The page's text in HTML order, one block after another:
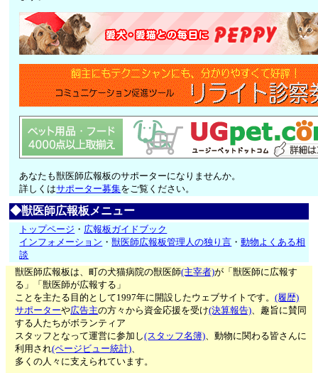
あなたも獣医師広報板のサポーターになりませんか。
詳しくはサポーター募集をご覧ください。
◆獣医師広報板メニュー
トップページ ・ 広報板ガイドブック
インフォメーション ・獣医師広報板管理人の独り言 ・動物よくある相
談
獣医師広報板は、町の犬猫病院の獣医師(主宰者)が「獣医師に広報す
る」「獣医師が広報する」
ことを主たる目的として1997年に開設したウェブサイトです。(履歴)
サポーターや広告主の方々から資金応援を受け(決算報告)、趣旨に賛同
する人たちがボランティア
スタッフとなって運営に参加し(スタッフ名簿)、動物に関わる皆さんに
利用され(ページビュー統計)、
多くの人々に支えられています。